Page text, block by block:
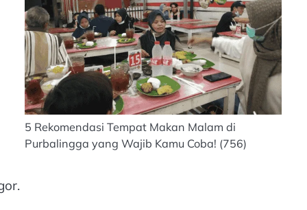
5 Rekomendasi Tempat Makan Malam di
Purbalingga yang Wajib Kamu Coba! (756)